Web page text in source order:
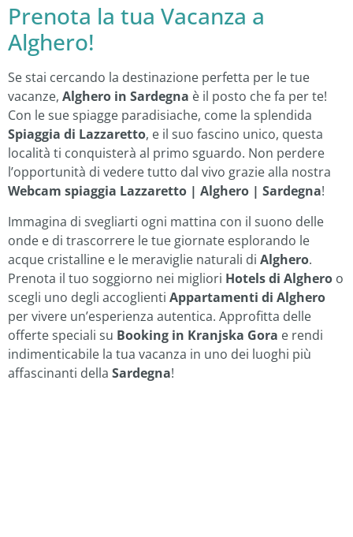
Prenota la tua Vacanza a
Alghero!
Se stai cercando la destinazione perfetta per le tue
vacanze, Alghero in Sardegna è il posto che fa per te!
Con le sue spiagge paradisiache, come la splendida
Spiaggia di Lazzaretto, e il suo fascino unico, questa
località ti conquisterà al primo sguardo. Non perdere
l’opportunità di vedere tutto dal vivo grazie alla nostra
Webcam spiaggia Lazzaretto | Alghero | Sardegna!
Immagina di svegliarti ogni mattina con il suono delle
onde e di trascorrere le tue giornate esplorando le
acque cristalline e le meraviglie naturali di Alghero.
Prenota il tuo soggiorno nei migliori Hotels di Alghero o
scegli uno degli accoglienti Appartamenti di Alghero
per vivere un’esperienza autentica. Approfitta delle
offerte speciali su Booking in Kranjska Gora e rendi
indimenticabile la tua vacanza in uno dei luoghi più
affascinanti della Sardegna!